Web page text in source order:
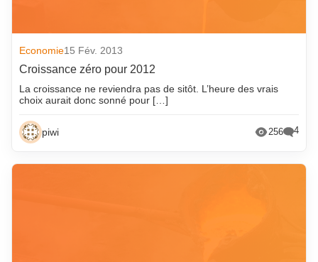
Economie15 Fév. 2013
Croissance zéro pour 2012
La croissance ne reviendra pas de sitôt. L’heure des vrais
choix aurait donc sonné pour […]
piwi 256 4